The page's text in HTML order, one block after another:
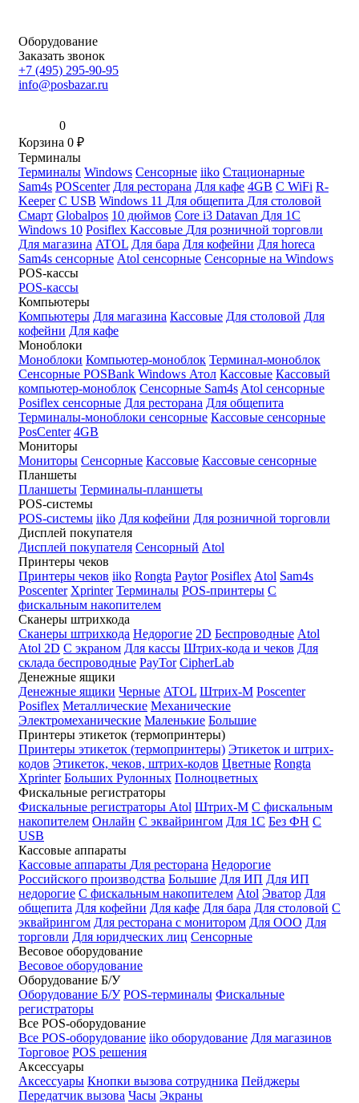
Оборудование
Заказать звонок
+7 (495) 295-90-95
info@posbazar.ru
0
Корзина 0 ₽
Терминалы
Терминалы Windows Сенсорные iiko Стационарные
Sam4s POScenter Для ресторана Для кафе 4GB С WiFi R-
Keeper С USB Windows 11 Для общепита Для столовой
Смарт Globalpos 10 дюймов Core i3 Datavan Для 1С
Windows 10 Posiflex Кассовые Для розничной торговли
Для магазина ATOL Для бара Для кофейни Для horeca
Sam4s сенсорные Atol сенсорные Сенсорные на Windows
POS-кассы
POS-кассы
Компьютеры
Компьютеры Для магазина Кассовые Для столовой Для
кофейни Для кафе
Моноблоки
Моноблоки Компьютер-моноблок Терминал-моноблок
Сенсорные POSBank Windows Атол Кассовые Кассовый
компьютер-моноблок Сенсорные Sam4s Atol сенсорные
Posiflex сенсорные Для ресторана Для общепита
Терминалы-моноблоки сенсорные Кассовые сенсорные
PosCenter 4GB
Мониторы
Мониторы Сенсорные Кассовые Кассовые сенсорные
Планшеты
Планшеты Терминалы-планшеты
POS-системы
POS-системы iiko Для кофейни Для розничной торговли
Дисплей покупателя
Дисплей покупателя Сенсорный Atol
Принтеры чеков
Принтеры чеков iiko Rongta Paytor Posiflex Atol Sam4s
Poscenter Xprinter Терминалы POS-принтеры С
фискальным накопителем
Сканеры штрихкода
Сканеры штрихкода Недорогие 2D Беспроводные Atol
Atol 2D С экраном Для кассы Штрих-кода и чеков Для
склада беспроводные PayTor CipherLab
Денежные ящики
Денежные ящики Черные ATOL Штрих-М Poscenter
Posiflex Металлические Механические
Электромеханические Маленькие Большие
Принтеры этикеток (термопринтеры)
Принтеры этикеток (термопринтеры) Этикеток и штрих-
кодов Этикеток, чеков, штрих-кодов Цветные Rongta
Xprinter Больших Рулонных Полноцветных
Фискальные регистраторы
Фискальные регистраторы Atol Штрих-М С фискальным
накопителем Онлайн С эквайрингом Для 1С Без ФН С
USB
Кассовые аппараты
Кассовые аппараты Для ресторана Недорогие
Российского производства Большие Для ИП Для ИП
недорогие С фискальным накопителем Atol Эватор Для
общепита Для кофейни Для кафе Для бара Для столовой С
эквайрингом Для ресторана с монитором Для ООО Для
торговли Для юридческих лиц Сенсорные
Весовое оборудование
Весовое оборудование
Оборудование Б/У
Оборудование Б/У POS-терминалы Фискальные
регистраторы
Все POS-оборудование
Все POS-оборудование iiko оборудование Для магазинов
Торговое POS решения
Аксессуары
Аксессуары Кнопки вызова сотрудника Пейджеры
Передатчик вызова Часы Экраны